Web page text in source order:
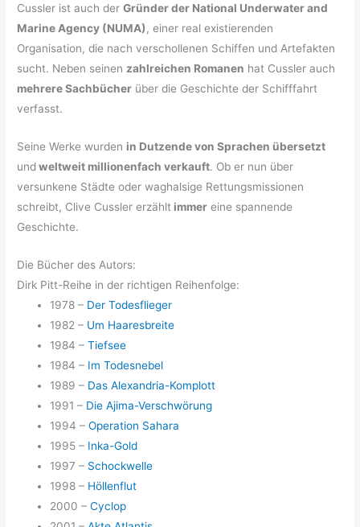
Cussler ist auch derGründer der National Underwater and
Marine Agency (NUMA), einer real existierenden
Organisation, die nach verschollenen Schiffen und Artefakten
sucht. Neben seinen zahlreichen Romanen hat Cussler auch
mehrere Sachbücher über die Geschichte der Schifffahrt
verfasst.
Seine Werke wurden in Dutzende von Sprachen übersetzt
undweltweit millionenfach verkauft. Ob er nun über
versunkene Städte oder waghalsige Rettungsmissionen
schreibt, Clive Cussler erzählt immer eine spannende
Geschichte.
Die Bücher des Autors:
Dirk Pitt-Reihe in der richtigen Reihenfolge:
1978 – Der Todesflieger
1982 – Um Haaresbreite
1984 –Tiefsee
1984 – Im Todesnebel
1989 – Das Alexandria-Komplott
1991 – Die Ajima-Verschwörung
1994 –Operation Sahara
1995 – Inka-Gold
1997 – Schockwelle
1998 – Höllenflut
2000 –Cyclop